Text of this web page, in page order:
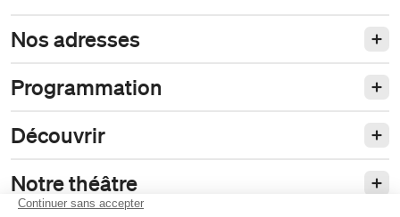
Nos adresses
Programmation
Découvrir
Notre théâtre